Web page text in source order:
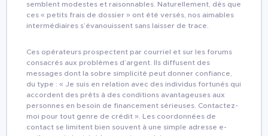
semblent modestes et raisonnables. Naturellement, dès que
ces « petits frais de dossier » ont été versés, nos aimables
intermédiaires s’évanouissent sans laisser de trace.
Ces opérateurs prospectent par courriel et sur les forums
consacrés aux problèmes d’argent. Ils diffusent des
messages dont la sobre simplicité peut donner confiance,
du type : « Je suis en relation avec des individus fortunés qui
accordent des prêts à des conditions avantageuses aux
personnes en besoin de financement sérieuses. Contactez-
moi pour tout genre de crédit ». Les coordonnées de
contact se limitent bien souvent à une simple adresse e-